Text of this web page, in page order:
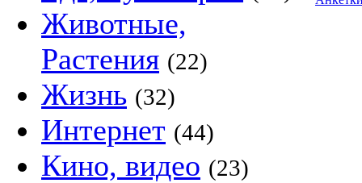
Животные,
Растения (22)
Жизнь (32)
Интернет (44)
Кино, видео (23)